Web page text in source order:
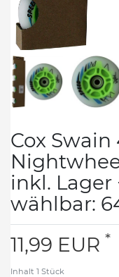
Cox Swain
inkl. Lager
wählbar:
11,99 EUR *
Inhalt 1 Stück